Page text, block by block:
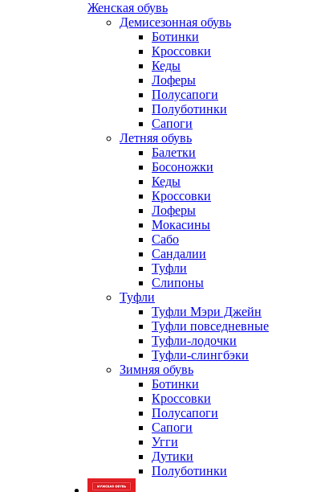
Женская обувь
Демисезонная обувь
Ботинки
Кроссовки
Кеды
Лоферы
Полусапоги
Полуботинки
Сапоги
Летняя обувь
Балетки
Босоножки
Кеды
Кроссовки
Лоферы
Мокасины
Сабо
Сандалии
Туфли
Слипоны
Туфли
Туфли Мэри Джейн
Туфли повседневные
Туфли-лодочки
Туфли-слингбэки
Зимняя обувь
Ботинки
Кроссовки
Полусапоги
Сапоги
Угги
Дутики
Полуботинки